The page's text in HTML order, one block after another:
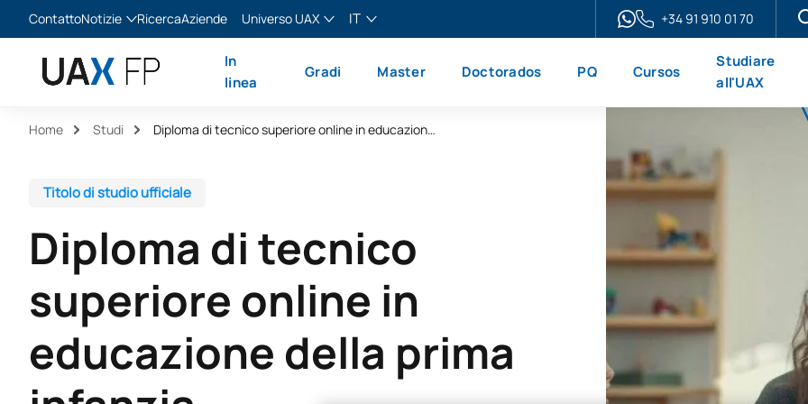
ContattoNotizie
Notizie
RicercaAziende
Universo UAX
XTART
IT
English
Français
+34 91 910 01 70
In
linea
Gradi Master Doctorados PQ Cursos
Studiare
all'UAX
Home Studi Diploma di tecnico superiore online in educazione della prima infanzia
Titolo di studio ufficiale
Diploma di tecnico
superiore online in
educazione della prima